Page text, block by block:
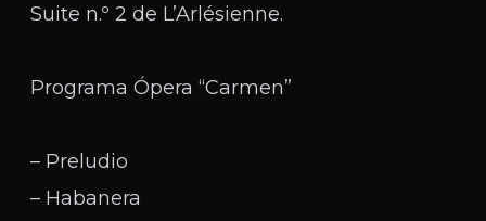
Suite n.º 2 de L’Arlésienne.
Programa Ópera “Carmen”
– Preludio
– Habanera